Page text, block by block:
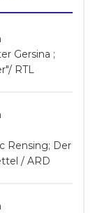
Gersina ;
RTL
Rensing; Der
/ ARD